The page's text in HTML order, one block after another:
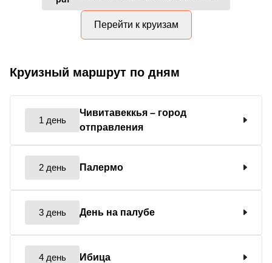
Перейти к круизам
Круизный маршрут по дням
1 день
Чивитавеккья – город
отправления
2 день Палермо
3 день День на палубе
4 день Ибица